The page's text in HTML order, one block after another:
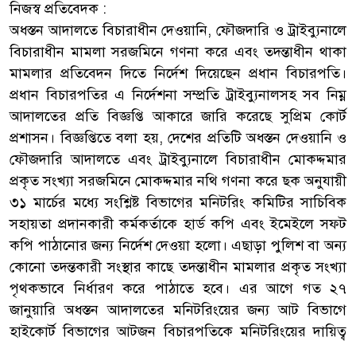
নিজস্ব প্রতিবেদক :
অধস্তন আদালতে বিচারাধীন দেওয়ানি, ফৌজদারি ও ট্রাইব্যুনালে
বিচারাধীন মামলা সরজমিনে গণনা করে এবং তদন্তাধীন থাকা
মামলার প্রতিবেদন দিতে নির্দেশ দিয়েছেন প্রধান বিচারপতি।
প্রধান বিচারপতির এ নির্দেশনা সম্প্রতি ট্রাইব্যুনালসহ সব নিম্ন
আদালতের প্রতি বিজ্ঞপ্তি আকারে জারি করেছে সুপ্রিম কোর্ট
প্রশাসন। বিজ্ঞপ্তিতে বলা হয়, দেশের প্রতিটি অধস্তন দেওয়ানি ও
ফৌজদারি আদালতে এবং ট্রাইব্যুনালে বিচারাধীন মোকদ্দমার
প্রকৃত সংখ্যা সরজমিনে মোকদ্দমার নথি গণনা করে ছক অনুযায়ী
৩১ মার্চের মধ্যে সংশ্লিষ্ট বিভাগের মনিটরিং কমিটির সাচিবিক
সহায়তা প্রদানকারী কর্মকর্তাকে হার্ড কপি এবং ইমেইলে সফট
কপি পাঠানোর জন্য নির্দেশ দেওয়া হলো। এছাড়া পুলিশ বা অন্য
কোনো তদন্তকারী সংস্থার কাছে তদন্তাধীন মামলার প্রকৃত সংখ্যা
পৃথকভাবে নির্ধারণ করে পাঠাতে হবে। এর আগে গত ২৭
জানুয়ারি অধস্তন আদালতের মনিটরিংয়ের জন্য আট বিভাগে
হাইকোর্ট বিভাগের আটজন বিচারপতিকে মনিটরিংয়ের দায়িত্ব